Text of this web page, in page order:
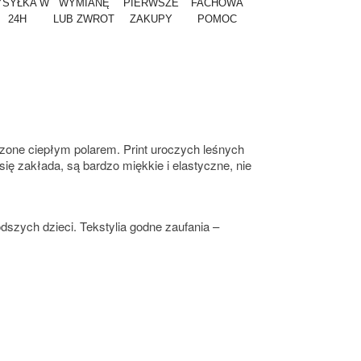
W
24H
WYMIANĘ
LUB ZWROT
PIERWSZE
ZAKUPY
FACHOWA
POMOC
ciepłym polarem. Print uroczych leśnych
zakłada, są bardzo miękkie i elastyczne, nie
dzieci. Tekstylia godne zaufania –